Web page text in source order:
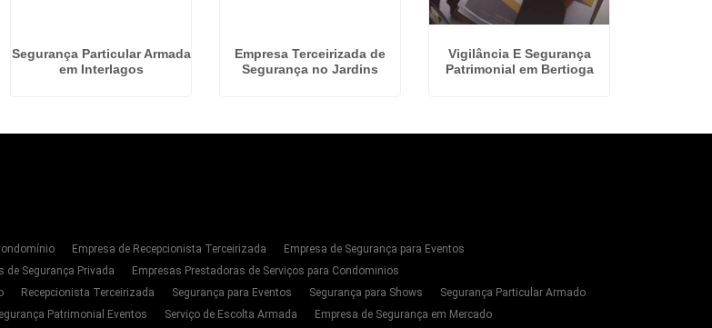
Segurança Particular Armada
em Interlagos
Empresa Terceirizada de
Segurança no Jardins
Vigilância E Segurança
Patrimonial em Bertioga
Empresa de Recepcionista Terceirizada
Empresa de Segurança para Eventos
de Segurança Privada
Empresas Prestadoras de Serviços para Condominios
Recepcionista Terceirizada Segurança para Eventos Segurança para Shows
Segurança Particular Armado
Patrimonial Eventos Serviço de Escolta Armada
Empresa de Segurança em Mercado